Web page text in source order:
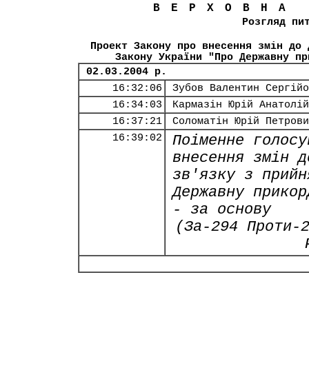
Розгляд
Проект Закону про внесення змін
Закону України "Про Державну
02.03.2004 р.
16:32:06
Зубов Валентин
16:34:03
Кармазін Юрій
16:37:21
Соломатін Юрій
16:39:02
Поіменне
внесення змін
зв'язку з
Державну
- за основу
(За-294 Проти-